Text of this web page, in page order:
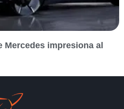
impresiona al